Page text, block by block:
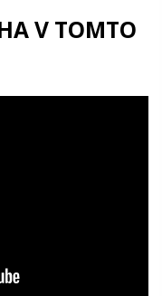
V TOMTO